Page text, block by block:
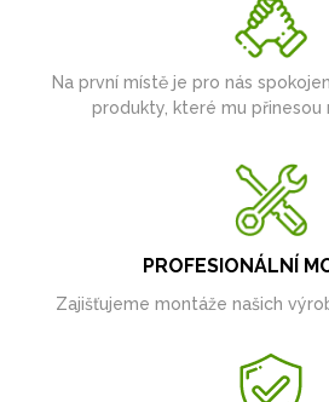
Na první místě je pro nás
produkty, které mu přinesou
PROFESIONÁLNÍ
Zajišťujeme montáže našich